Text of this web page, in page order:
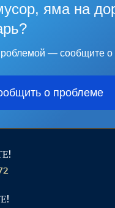
яма на
— сообщите о
о проблеме